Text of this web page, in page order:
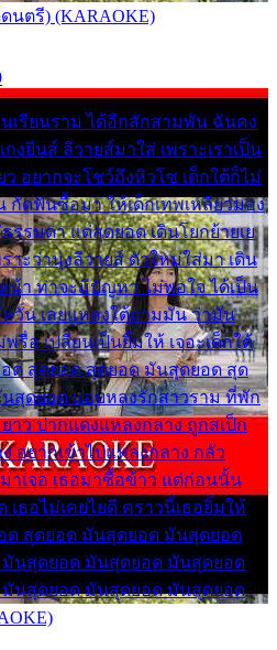
นตรี) (KARAOKE)
เรียนราม ได้อีกสักสามพัน ฉันคง
งยีนส์ ลีวายส์มาใส่ เพราะเราเป็น
ว อยากจะโชว์ถึงหิวโซ เด็กใต้ก็ไม่
ดฟันซื้อมา ให้เด็กเทพเหลียวมอง
รรมดา แต่สุดยอด เดินโยกย้ายเย
าะว่านุ่งลีวายส์ ตัวใหม่ใส่มา เดิน
น้า ท่าจะมีปัญหา ไม่พอใจ ได้เป็น
วั่น เลยแหลงใต้ถามมัน ว่ามัน
อ เปลี่ยนเป็นยิ้มให้ เจอะเด็กใต้
ด สุดยอด สุดยอด มันสุดยอด สุด
สุดยอด แอบหลงรักสาวราม ที่พัก
าว ปากแดงแหลงกลาง ถูกสเป็ก
อยากเข้าไปแหลงกลาง กลัว
าเจอ เธอมาซื้อข้าว แต่ก่อนนั้น
เธอไม่เคยไยดี คราวนี้เธอยิ้มให้
ด สุดยอด มันสุดยอด มันสุดยอด
นสุดยอด มันสุดยอด มันสุดยอด
นสุดยอด มันสุดยอด มันสุดยอด